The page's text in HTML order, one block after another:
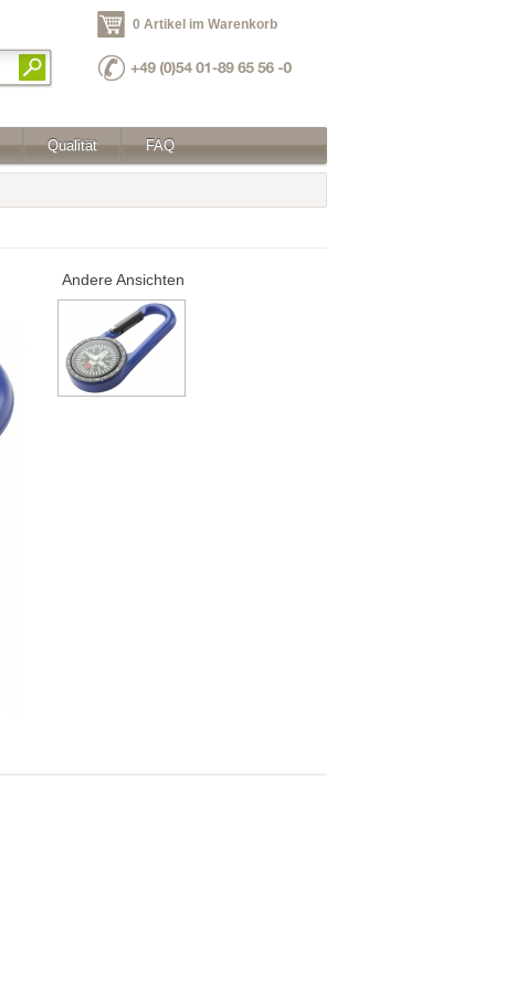
0 Artikel im Warenkorb
Qualität FAQ
Andere Ansichten